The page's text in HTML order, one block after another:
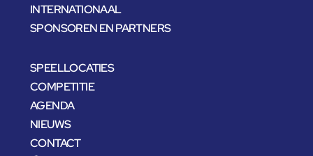
INTERNATIONAAL
SPONSOREN EN PARTNERS
SPEELLOCATIES
COMPETITIE
AGENDA
NIEUWS
CONTACT